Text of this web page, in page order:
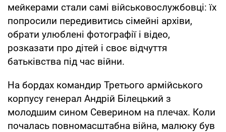
мейкерами стали самі військовослужбовці: їх
попросили передивитись сімейні архіви,
обрати улюблені фотографії і відео,
розказати про дітей і своє відчуття
батьківства під час війни.
На бордах командир Третього армійського
корпусу генерал Андрій Білецький з
молодшим сином Северином на плечах. Коли
почалась повномасштабна війна, малюку був